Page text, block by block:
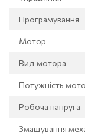
Програмування
Мотор
Вид мотора
Потужність
Робоча напруга
Змащування